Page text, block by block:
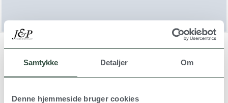
Samtykke Detaljer Om
Denne hjemmeside bruger cookies
Erfaring med projektering af
plejecentre